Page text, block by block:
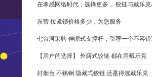
在孝感网络时代，选择更多， 铰链与戴乐
东营 拉紧锁价格多少，为您服务
七台河采购 伸缩式支撑杆，引荐一个不容
【用户的选择】 外露式铰链 都在用戴乐克
好烟台 不锈钢 隐藏式铰链 还是得选戴乐克